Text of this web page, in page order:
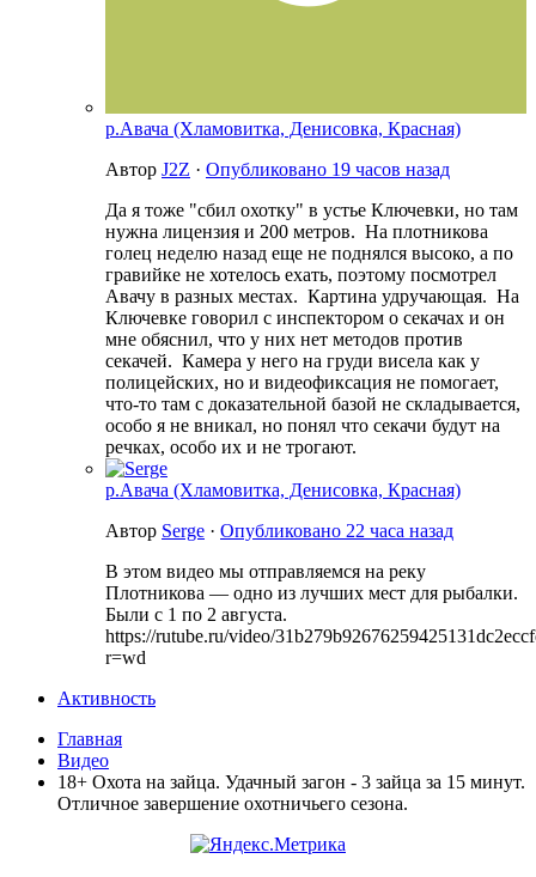
р.Авача (Хламовитка, Денисовка, Красная)
Автор J2Z · Опубликовано 19 часов назад
Да я тоже "сбил охотку" в устье Ключевки, но там
нужна лицензия и 200 метров. На плотникова
голец неделю назад еще не поднялся высоко, а по
гравийке не хотелось ехать, поэтому посмотрел
Авачу в разных местах. Картина удручающая. На
Ключевке говорил с инспектором о секачах и он
мне обяснил, что у них нет методов против
секачей. Камера у него на груди висела как у
полицейских, но и видеофиксация не помогает,
что-то там с доказательной базой не складывается,
особо я не вникал, но понял что секачи будут на
речках, особо их и не трогают.
р.Авача (Хламовитка, Денисовка, Красная)
Автор Serge · Опубликовано 22 часа назад
В этом видео мы отправляемся на реку
Плотникова — одно из лучших мест для рыбалки.
Были с 1 по 2 августа.
https://rutube.ru/video/
r=wd
Активность
Главная
Видео
18+ Охота на зайца. Удачный загон - 3 зайца за 15 минут.
Отличное завершение охотничьего сезона.